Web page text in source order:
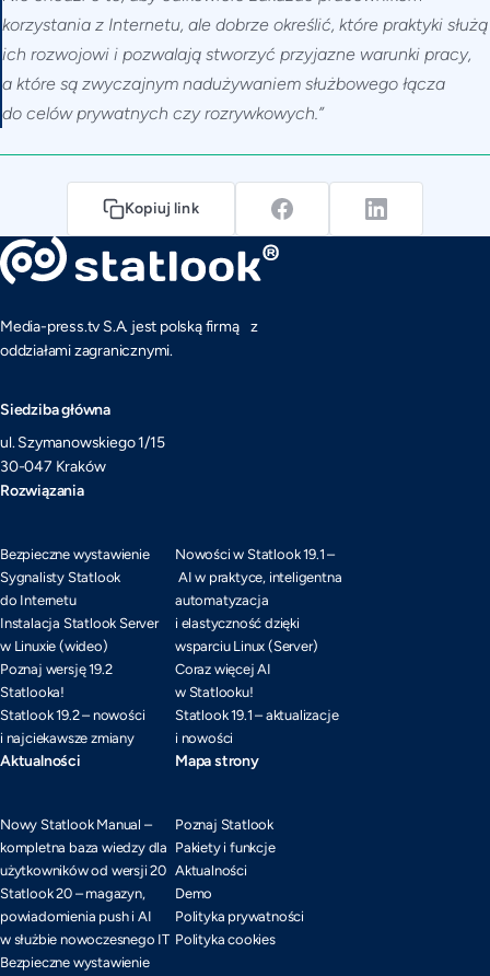
korzystania z Internetu, ale dobrze określić, które praktyki służą
ich rozwojowi i pozwalają stworzyć przyjazne warunki pracy,
a które są zwyczajnym nadużywaniem służbowego łącza
do celów prywatnych czy rozrywkowych.”
Kopiuj link
Media-press.tv S.A. jest polską firmą z
oddziałami zagranicznymi.
Siedziba główna
ul. Szymanowskiego 1/15
30-047 Kraków
Rozwiązania
Bezpieczne wystawienie
Sygnalisty Statlook
do Internetu
Instalacja Statlook Server
w Linuxie (wideo)
Poznaj wersję 19.2
Statlooka!
Statlook 19.2 – nowości
i najciekawsze zmiany
Nowości w Statlook 19.1 –
AI w praktyce, inteligentna
automatyzacja
i elastyczność dzięki
wsparciu Linux (Server)
Coraz więcej AI
w Statlooku!
Statlook 19.1 – aktualizacje
i nowości
Aktualności
Nowy Statlook Manual –
kompletna baza wiedzy dla
użytkowników od wersji 20
Statlook 20 – magazyn,
powiadomienia push i AI
w służbie nowoczesnego IT
Bezpieczne wystawienie
Mapa strony
Poznaj Statlook
Pakiety i funkcje
Aktualności
Demo
Polityka prywatności
Polityka cookies